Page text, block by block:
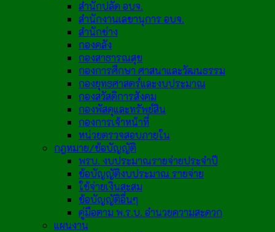
สำนักปลัด อบจ.
สำนักงานเลขานุการ อบจ.
สำนักช่าง
กองคลัง
กองสาธารณสุข
กองการศึกษา ศาสนาและวัฒนธรรม
กองยุทธศาสตร์และงบประมาณ
กองสวัสดิการสังคม
กองพัสดุและทรัพย์สิน
กองการเจ้าหน้าที่
หน่วยตรวจสอบภายใน
กฎหมาย/ข้อบัญญัติ
พรบ. งบประมาณรายจ่ายประจำปี
ข้อบัญญัติงบประมาณ รายจ่าย
ใช้จ่ายเงินสะสม
ข้อบัญญัติอื่นๆ
คู่มือตาม พ.ร.บ. อำนวยความสะดวก
แผนงาน